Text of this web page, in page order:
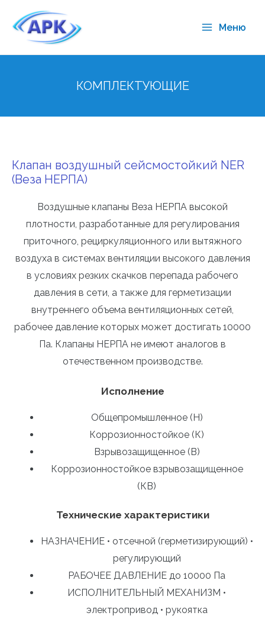
Меню
КОМПЛЕКТУЮЩИЕ
Клапан воздушный сейсмостойкий NER
(Веза НЕРПА)
Воздушные клапаны Веза НЕРПА высокой
плотности, разработанные для регулирования
приточного, рециркуляционного или вытяжного
воздуха в системах вентиляции высокого давления
в условиях резких скачков перепада рабочего
давления в сети, а также для герметизации
внутреннего объема вентиляционных сетей,
рабочее давление которых может достигать 10000
Па. Клапаны НЕРПА не имеют аналогов в
отечественном производстве.
Исполнение
Общепромышленное (Н)
Коррозионностойкое (К)
Взрывозащищенное (В)
Коррозионностойкое взрывозащищенное
(КВ)
Технические характеристики
НАЗНАЧЕНИЕ • отсечной (герметизирующий) •
регулирующий
РАБОЧЕЕ ДАВЛЕНИЕ до 10000 Па
ИСПОЛНИТЕЛЬНЫЙ МЕХАНИЗМ •
электропривод • рукоятка